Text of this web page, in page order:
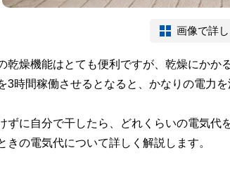
画像で詳し
乾燥機能はとても便利ですが、乾燥にか
3時間稼働させるとなると、かなりの電力
ずに自分で干したら、どれくらいの電気
きの電気代について詳しく解説します。